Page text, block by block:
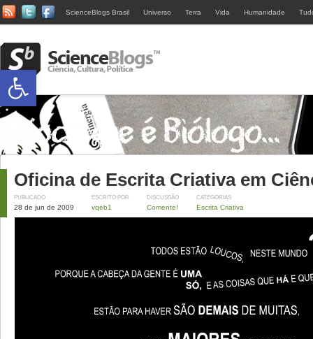
ScienceBlogs Brasil Universo Terra Vida Humanidade
Oficina de Escrita Criativa em
PUBLICADO
28 de jun de 2009
ESCRITO POR
vqeb1
DISCUSSÃO
Comente!
CATEGORIAS
Escrita Criativa
Abrir a barra de ferramentas